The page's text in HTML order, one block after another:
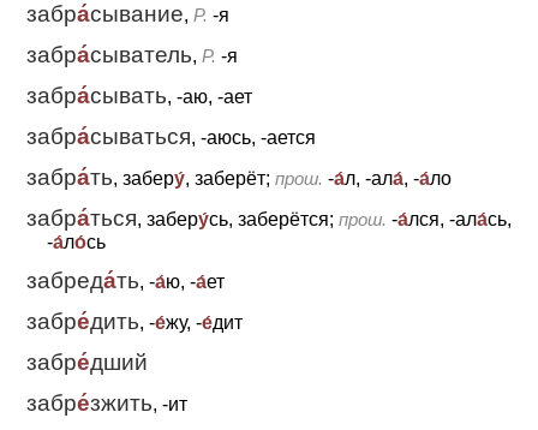
забра́сывание, Р. -я
забра́сыватель, Р. -я
забра́сывать, -аю, -ает
забра́сываться, -аюсь, -ается
забра́ть, заберу́, заберёт; прош. -а́л, -ала́, -а́ло
забра́ться, заберу́сь, заберётся; прош. -а́лся, -ала́сь,
-а́ло́сь
забреда́ть, -а́ю, -а́ет
забре́дить, -е́жу, -е́дит
забре́дший
забре́зжить, -ит